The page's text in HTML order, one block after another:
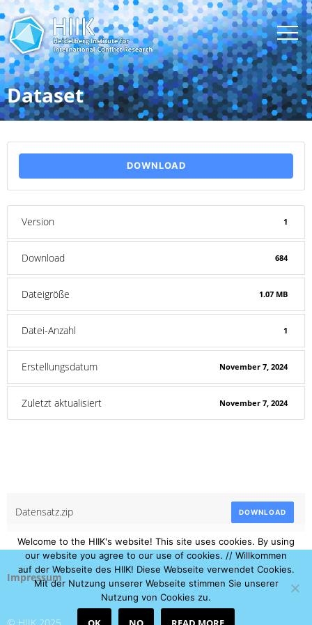
Dataset
DOWNLOAD
Version 1
Download 684
Dateigröße 1.07 MB
Datei-Anzahl 1
Erstellungsdatum November 7, 2024
Zuletzt aktualisiert November 7, 2024
Datensatz.zip DOWNLOAD
Impressum
© HIIK 2025.
Welcome to the HIIK's website! This site uses cookies. By using
our website you agree to our use of cookies. // Willkommen
auf der Webseite des HIIK! Diese Webseite verwendet Cookies.
Mit der Nutzung unserer Webseite stimmen Sie unserer
Nutzung von Cookies zu.